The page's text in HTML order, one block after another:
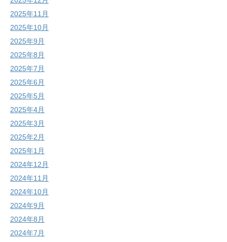
2025年11月
2025年10月
2025年9月
2025年8月
2025年7月
2025年6月
2025年5月
2025年4月
2025年3月
2025年2月
2025年1月
2024年12月
2024年11月
2024年10月
2024年9月
2024年8月
2024年7月